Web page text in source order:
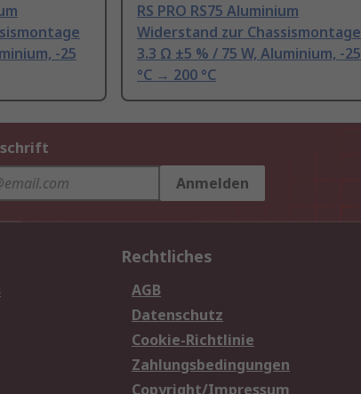
-25
RS PRO RS75 Aluminium
Widerstand zur Chassismontage
3.3 Ω ±5 % / 75 W, Aluminium, -25
°C → 200 °C
Anmelden
Rechtliches
AGB
Datenschutz
Cookie-Richtlinie
Zahlungsbedingungen
Copyright/Impressum